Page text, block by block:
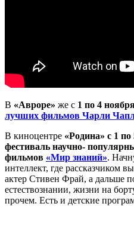
В «Авроре» же с 1 по 4
лучших фильмов Чарли
В киноцентре «Родина» с 1
фестиваль научно-
фильмов «Мир знаний».
интеллект, где рассказчиком
актер Стивен Фрай, а дальше
естествознании, жизни на
прочем. Есть и детские